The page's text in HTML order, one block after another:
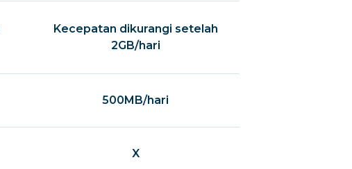
Kecepatan dikurangi setelah
2GB/hari
500MB/hari
X